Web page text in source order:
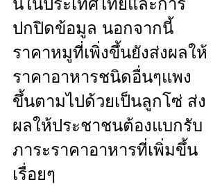
ปกปิดข้อมูล นอกจากนี้
ราคาหมูที่เพิ่งขึ้นยังส่งผลให้
ราคาอาหารชนิดอื่นๆแพง
ขึ้นตามไปด้วยเป็นลูกโซ่ ส่ง
ผลให้ประชาชนต้องแบกรับ
ภาระราคาอาหารที่เพิ่มขึ้น
เรื่อยๆ